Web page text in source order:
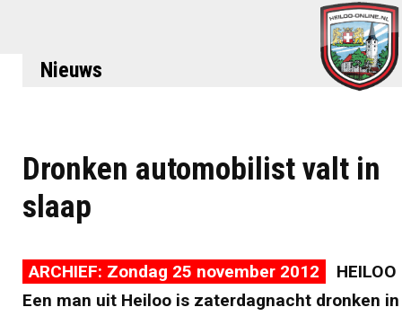
Nieuws
Dronken automobilist valt in
slaap
ARCHIEF: Zondag 25 november 2012
HEILOO
Een man uit Heiloo is zaterdagnacht dronken in